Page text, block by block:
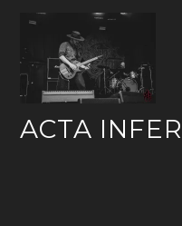
content
ACTA